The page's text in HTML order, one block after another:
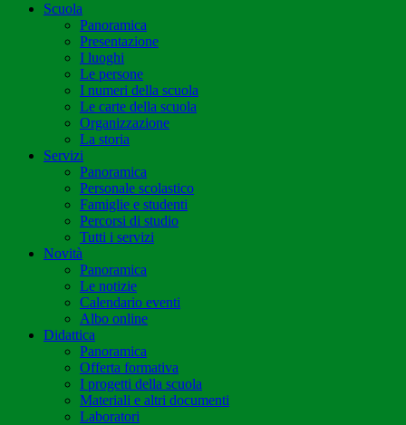
Scuola
Panoramica
Presentazione
I luoghi
Le persone
I numeri della scuola
Le carte della scuola
Organizzazione
La storia
Servizi
Panoramica
Personale scolastico
Famiglie e studenti
Percorsi di studio
Tutti i servizi
Novità
Panoramica
Le notizie
Calendario eventi
Albo online
Didattica
Panoramica
Offerta formativa
I progetti della scuola
Materiali e altri documenti
Laboratori